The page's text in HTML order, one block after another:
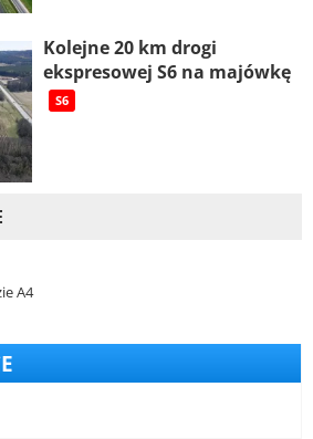
Kolejne 20 km drogi
ekspresowej S6 na majówkę
S6
A4